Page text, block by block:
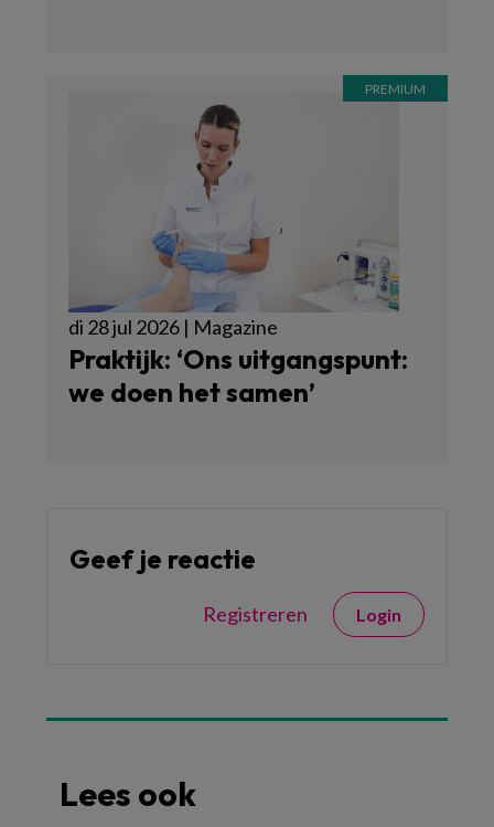
di 28 jul 2026 | Magazine
Praktijk: ‘Ons uitgangspunt:
we doen het samen’
Geef je reactie
Registreren Login
Lees ook